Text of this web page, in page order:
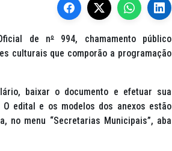
de nº994, chamamento público
culturais que comporão a programação
baixar o documento e efetuar sua
edital e os modelos dos anexos estão
no menu “Secretarias Municipais”, aba